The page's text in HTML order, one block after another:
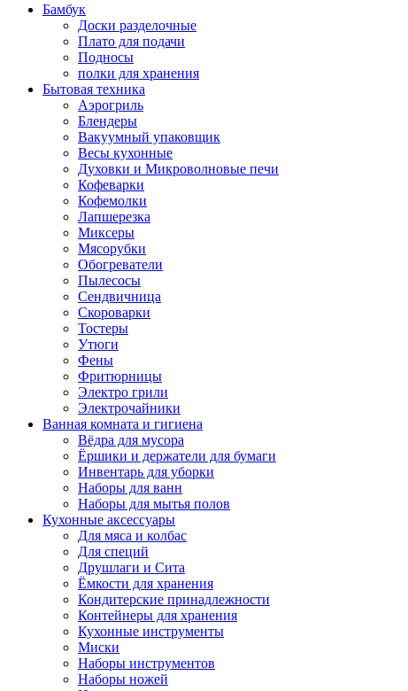
Бамбук
Доски разделочные
Плато для подачи
Подносы
полки для хранения
Бытовая техника
Аэрогриль
Блендеры
Вакуумный упаковщик
Весы кухонные
Духовки и Микроволновые печи
Кофеварки
Кофемолки
Лапшерезка
Миксеры
Мясорубки
Обогреватели
Пылесосы
Сендвичница
Скороварки
Тостеры
Утюги
Фены
Фритюрницы
Электро грили
Электрочайники
Ванная комната и гигиена
Вёдра для мусора
Ёршики и держатели для бумаги
Инвентарь для уборки
Наборы для ванн
Наборы для мытья полов
Кухонные аксессуары
Для мяса и колбас
Для специй
Друшлаги и Сита
Ёмкости для хранения
Кондитерские принадлежности
Контейнеры для хранения
Кухонные инструменты
Миски
Наборы инструментов
Наборы ножей